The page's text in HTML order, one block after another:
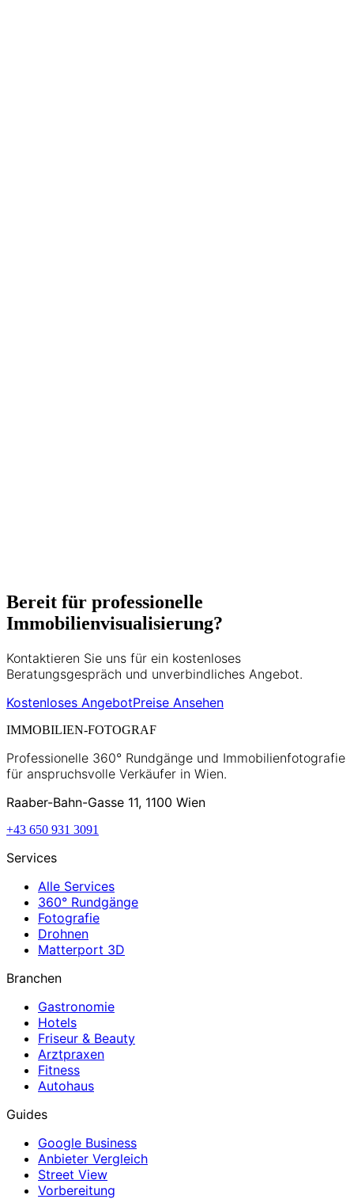
Bereit für professionelle
Immobilienvisualisierung?
Kontaktieren Sie uns für ein kostenloses
Beratungsgespräch und unverbindliches Angebot.
Kostenloses AngebotPreise Ansehen
IMMOBILIEN-FOTOGRAF
Professionelle 360° Rundgänge und Immobilienfotografie
für anspruchsvolle Verkäufer in Wien.
Raaber-Bahn-Gasse 11, 1100 Wien
+43 650 931 3091
Services
Alle Services
360° Rundgänge
Fotografie
Drohnen
Matterport 3D
Branchen
Gastronomie
Hotels
Friseur & Beauty
Arztpraxen
Fitness
Autohaus
Guides
Google Business
Anbieter Vergleich
Street View
Vorbereitung